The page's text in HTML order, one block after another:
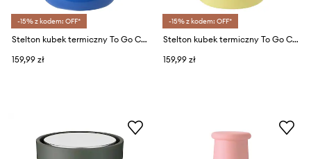
-15% z kodem: OFF*
Stelton kubek termiczny To Go Click x Moomin 200 ml
159,99 zł
-15% z kodem: OFF*
Stelton kubek termiczny To Go Click 0,2 L
159,99 zł